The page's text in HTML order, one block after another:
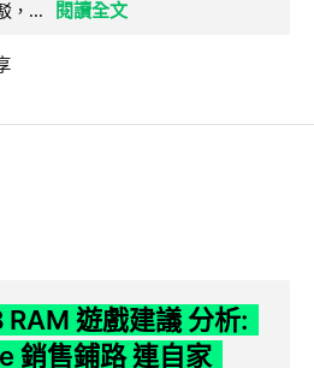
，...
閱讀全文
遊戲建議 分析:
銷售鋪路 連自家